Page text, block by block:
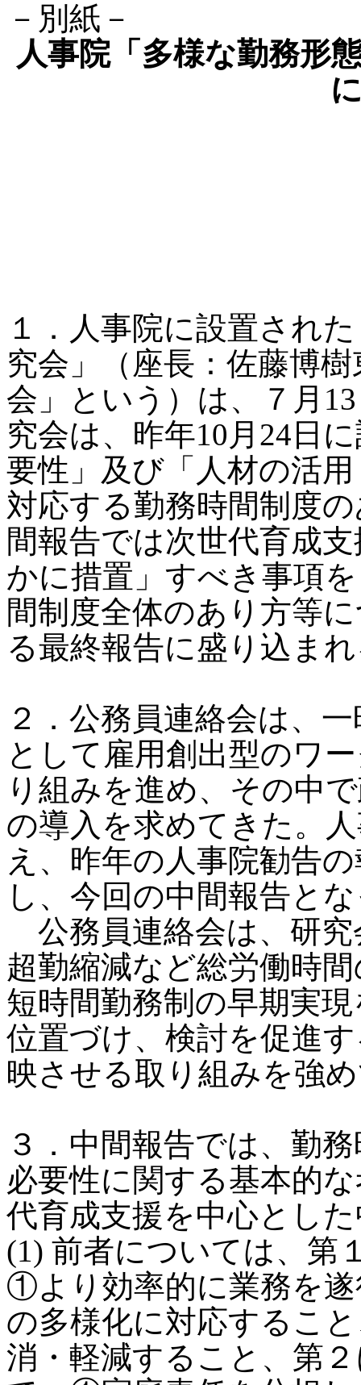
－別紙－
人事院「多様な勤務形
１．人事院に設置され
究会」（座長：佐藤博
会」という）は、７月
究会は、昨年10月24日
要性」及び「人材の活
対応する勤務時間制度
間報告では次世代育成
かに措置」すべき事項
間制度全体のあり方等
る最終報告に盛り込ま
２．公務員連絡会は、
として雇用創出型のワ
り組みを進め、その中
の導入を求めてきた。
え、昨年の人事院勧告
し、今回の中間報告と
公務員連絡会は、研
超勤縮減など総労働時
短時間勤務制の早期実
位置づけ、検討を促進
映させる取り組みを強
３．中間報告では、勤
必要性に関する基本的
代育成支援を中心とし
(1) 前者については、第
①より効率的に業務を
の多様化に対応するこ
消・軽減すること、第